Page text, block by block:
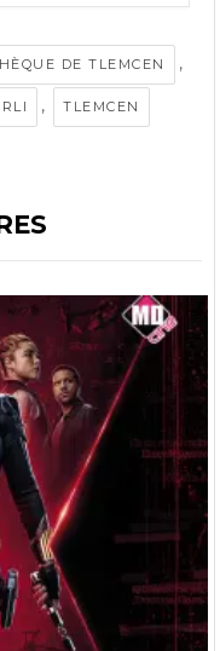
DE TLEMCEN ,
, TLEMCEN